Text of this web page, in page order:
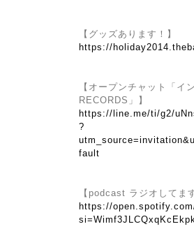
【グッズあります！】
https://
【オープンチャット「
RECORDS」】
https://line.me/ti/g2/
?
fault
【podcast ラジオしてま
https://